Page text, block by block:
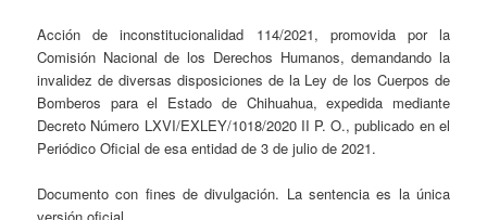
Acción de inconstitucionalidad 114/2021, promovida por la
Comisión Nacional de los Derechos Humanos, demandando la
invalidez de diversas disposiciones de la Ley de los Cuerpos de
Bomberos para el Estado de Chihuahua, expedida mediante
Decreto Número LXVI/EXLEY/1018/2020 II P. O., publicado en el
Periódico Oficial de esa entidad de 3 de julio de 2021.
Documento con fines de divulgación. La sentencia es la única